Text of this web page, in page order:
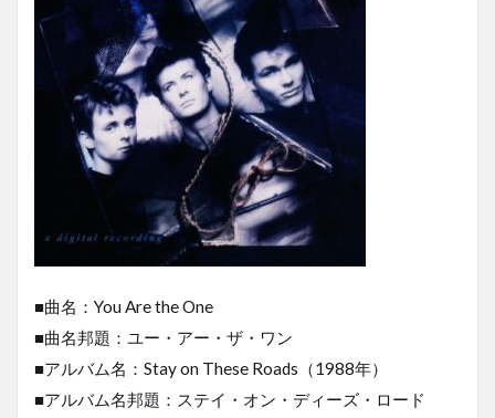
■曲名：You Are the One
■曲名邦題：ユー・アー・ザ・ワン
■アルバム名：Stay on These Roads（1988年）
■アルバム名邦題：ステイ・オン・ディーズ・ロード